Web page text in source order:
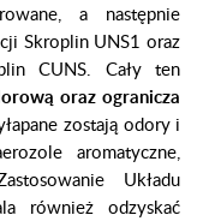
a następnie
Skroplin UNS1 oraz
CUNS. Cały ten
oraz ogranicza
zostają odory i
aromatyczne,
Układu
również odzyskać